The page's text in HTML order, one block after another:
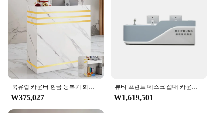
₩375,027 ₩1,619,501